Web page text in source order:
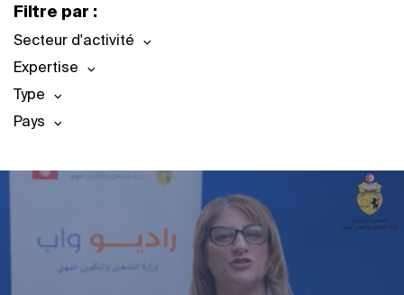
Filtre par :
Secteur d'activité
Expertise
Type
Pays